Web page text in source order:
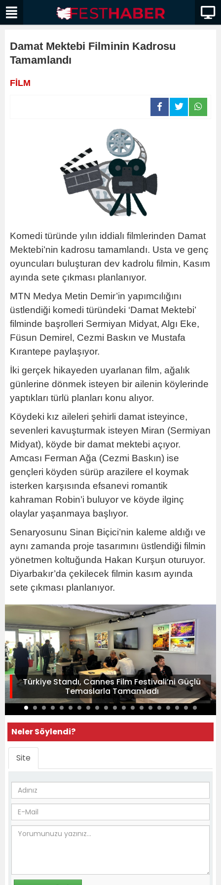
Damat Mektebi Filminin Kadrosu
Tamamlandı
FİLM
Komedi türünde yılın iddialı filmlerinden Damat
Mektebi’nin kadrosu tamamlandı. Usta ve genç
oyuncuları buluşturan dev kadrolu filmin, Kasım
ayında sete çıkması planlanıyor.
MTN Medya Metin Demir’in yapımcılığını
üstlendiği komedi türündeki ‘Damat Mektebi’
filminde başrolleri Sermiyan Midyat, Algı Eke,
Füsun Demirel, Cezmi Baskın ve Mustafa
Kırantepe paylaşıyor.
İki gerçek hikayeden uyarlanan film, ağalık
günlerine dönmek isteyen bir ailenin köylerinde
yaptıkları türlü planları konu alıyor.
Köydeki kız aileleri şehirli damat isteyince,
sevenleri kavuşturmak isteyen Miran (Sermiyan
Midyat), köyde bir damat mektebi açıyor.
Amcası Ferman Ağa (Cezmi Baskın) ise
gençleri köyden sürüp arazilere el koymak
isterken karşısında efsanevi romantik
kahraman Robin’i buluyor ve köyde ilginç
olaylar yaşanmaya başlıyor.
Senaryosunu Sinan Biçici’nin kaleme aldığı ve
aynı zamanda proje tasarımını üstlendiği filmin
yönetmen koltuğunda Hakan Kurşun oturuyor.
Diyarbakır’da çekilecek filmin kasım ayında
sete çıkması planlanıyor.
Türkiye Standı, Cannes Film Festivali’ni Güçlü
Temaslarla Tamamladı
Neler Söylendi?
Site